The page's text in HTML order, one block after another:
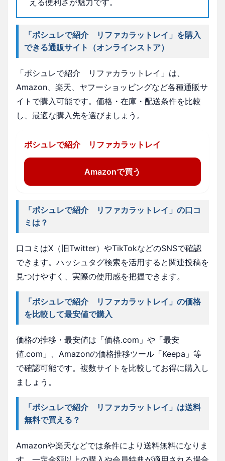
える便利さが魅力です。
「ポシュレで紹介 リファカラットレイ」を購入
できる通販サイト（オンラインストア）
「ポシュレで紹介 リファカラットレイ」は、
Amazon、楽天、ヤフーショッピングなど各種通販サ
イトで購入可能です。価格・在庫・配送条件を比較
し、最適な購入先を選びましょう。
ポシュレで紹介 リファカラットレイ
Amazonで買う
「ポシュレで紹介 リファカラットレイ」の口コ
ミは？
口コミはX（旧Twitter）やTikTokなどのSNSで確認
できます。ハッシュタグ検索を活用すると関連投稿を
見つけやすく、実際の使用感を把握できます。
「ポシュレで紹介 リファカラットレイ」の価格
を比較して最安値で購入
価格の推移・最安値は「価格.com」や「最安
値.com」、Amazonの価格推移ツール「Keepa」等
で確認可能です。複数サイトを比較してお得に購入し
ましょう。
「ポシュレで紹介 リファカラットレイ」は送料
無料で買える？
Amazonや楽天などでは条件により送料無料になりま